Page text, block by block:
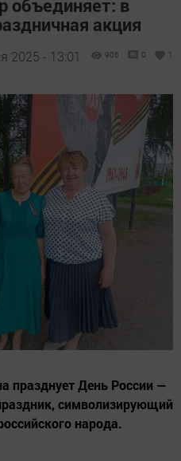
объединяет: в
акция
2025 - 13:01 906 0 1
празднует День России —
символизирующий
народа.